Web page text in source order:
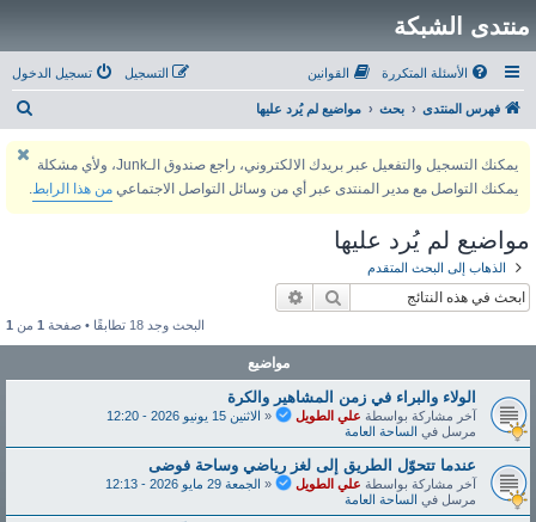
منتدى الشبكة
الأسئلة المتكررة القوانين تسجيل الدخول التسجيل
فهرس المنتدى بحث مواضيع لم يُرد عليها
يمكنك التسجيل والتفعيل عبر بريدك الالكتروني، راجع صندوق الـJunk، ولأي مشكلة
يمكنك التواصل مع مدير المنتدى عبر أي من وسائل التواصل الاجتماعي من هذا الرابط.
مواضيع لم يُرد عليها
الذهاب إلى البحث المتقدم
بحث
البحث وجد 18 تطابقًا • صفحة 1 من 1
مواضيع
الولاء والبراء في زمن المشاهير والكرة
آخر مشاركة بواسطة علي الطويل « الاثنين 15 يونيو 2026 - 12:20
مرسل في الساحة العامة
عندما تتحوّل الطريق إلى لغز رياضي وساحة فوضى
آخر مشاركة بواسطة علي الطويل « الجمعة 29 مايو 2026 - 12:13
مرسل في الساحة العامة